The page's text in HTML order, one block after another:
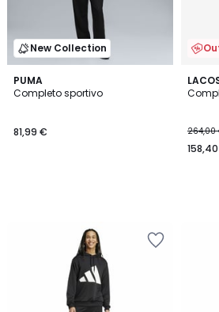
New Collection
PUMA
Completo sportivo
81,99 € 264,00